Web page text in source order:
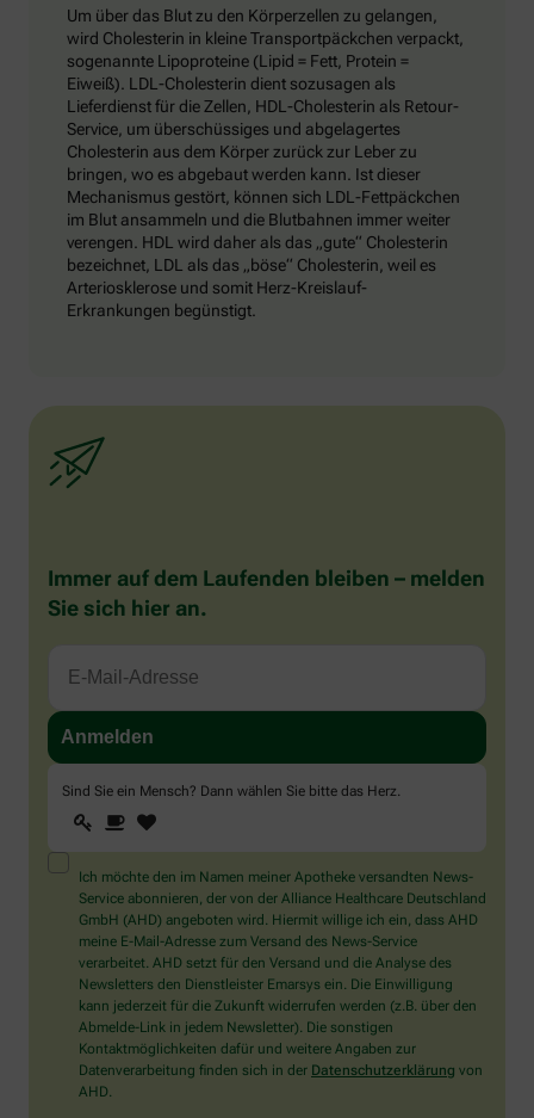
Um über das Blut zu den Körperzellen zu gelangen,
wird Cholesterin in kleine Transportpäckchen verpackt,
sogenannte Lipoproteine (Lipid = Fett, Protein =
Eiweiß). LDL-Cholesterin dient sozusagen als
Lieferdienst für die Zellen, HDL-Cholesterin als Retour-
Service, um überschüssiges und abgelagertes
Cholesterin aus dem Körper zurück zur Leber zu
bringen, wo es abgebaut werden kann. Ist dieser
Mechanismus gestört, können sich LDL-Fettpäckchen
im Blut ansammeln und die Blutbahnen immer weiter
verengen. HDL wird daher als das „gute“ Cholesterin
bezeichnet, LDL als das „böse“ Cholesterin, weil es
Arteriosklerose und somit Herz-Kreislauf-
Erkrankungen begünstigt.
Immer auf dem Laufenden bleiben – melden
Sie sich hier an.
Sind Sie ein Mensch? Dann wählen Sie bitte das Herz.
Sind
Sie
ein
Mensch?
Dann
wählen
Sie
bitte
das
Herz.
1 2
Ich möchte den im Namen meiner Apotheke versandten News-
Service abonnieren, der von der Alliance Healthcare Deutschland
GmbH (AHD) angeboten wird. Hiermit willige ich ein, dass AHD
meine E-Mail-Adresse zum Versand des News-Service
verarbeitet. AHD setzt für den Versand und die Analyse des
Newsletters den Dienstleister Emarsys ein. Die Einwilligung
kann jederzeit für die Zukunft widerrufen werden (z.B. über den
Abmelde-Link in jedem Newsletter). Die sonstigen
Kontaktmöglichkeiten dafür und weitere Angaben zur
Datenverarbeitung finden sich in der Datenschutzerklärung von
AHD.